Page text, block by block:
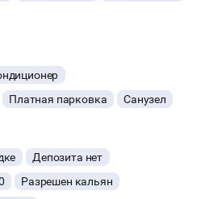
Платная парковка Санузел
Депозита нет
Разрешен кальян